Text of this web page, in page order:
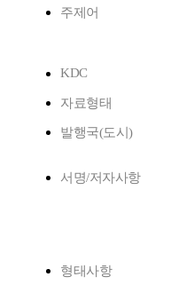
주제어
KDC
자료형태
발행국(도시)
서명/저자사항
형태사항